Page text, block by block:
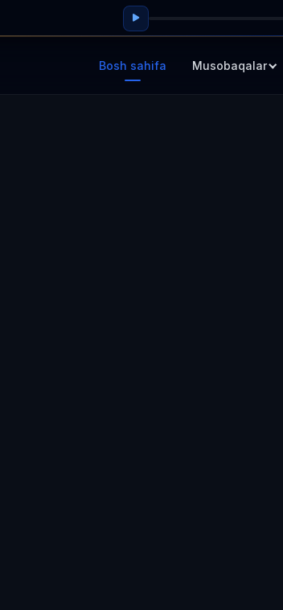
Bosh sahifa Musobaqalar